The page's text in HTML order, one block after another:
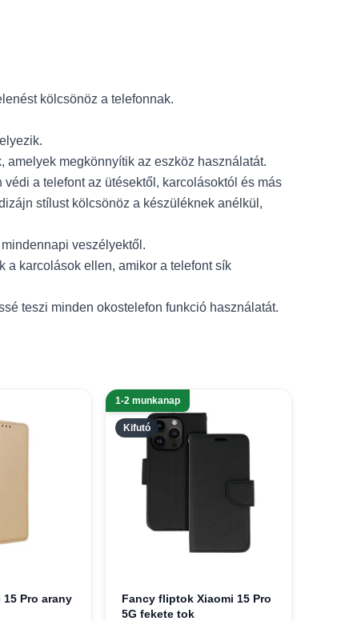
kölcsönöz a telefonnak.
megkönnyítik az eszköz használatát.
a telefont az ütésektől, karcolásoktól és más
stílust kölcsönöz a készüléknek anélkül,
veszélyektől.
a karcolások ellen, amikor a telefont sík
teszi minden okostelefon funkció használatát.
Pro arany
Kifutó
1-2 munkanap
Fancy fliptok Xiaomi 15 Pro
5G fekete tok